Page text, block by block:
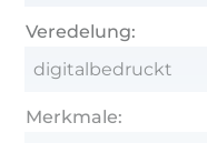
Veredelung:
digitalbedruckt
Merkmale: